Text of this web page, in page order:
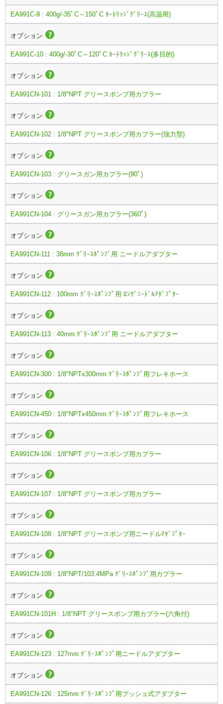
EA991C-9 : 400g/-35ﾟC～150ﾟC ｶｰﾄﾘｯｼﾞｸﾞﾘｰｽ(高温用)
オプション
EA991C-10 : 400g/-30ﾟC～120ﾟC ｶｰﾄﾘｯｼﾞｸﾞﾘｰｽ(多目的)
オプション
EA991CN-101 : 1/8"NPT グリースポンプ用カプラー
オプション
EA991CN-102 : 1/8"NPT グリースポンプ用カプラー(強力型)
オプション
EA991CN-103 : グリースガン用カプラー(90ﾟ)
オプション
EA991CN-104 : グリースガン用カプラー(360ﾟ)
オプション
EA991CN-111 : 38mm ｸﾞﾘｰｽﾎﾟﾝﾌﾟ用 ニードルアダプター
オプション
EA991CN-112 : 100mm ｸﾞﾘｰｽﾎﾟﾝﾌﾟ用 ﾛﾝｸﾞﾆｰﾄﾞﾙｱﾀﾞﾌﾟﾀｰ
オプション
EA991CN-113 : 40mm ｸﾞﾘｰｽﾎﾟﾝﾌﾟ用 ニードルアダプター
オプション
EA991CN-300 : 1/8"NPTx300mm ｸﾞﾘｰｽﾎﾟﾝﾌﾟ用フレキホース
オプション
EA991CN-450 : 1/8"NPTx450mm ｸﾞﾘｰｽﾎﾟﾝﾌﾟ用フレキホース
オプション
EA991CN-106 : 1/8"NPT グリースポンプ用カプラー
オプション
EA991CN-107 : 1/8"NPT グリースポンプ用カプラー
オプション
EA991CN-108 : 1/8"NPT グリースポンプ用ニードルｱﾀﾞﾌﾟﾀｰ
オプション
EA991CN-109 : 1/8"NPT/103.4MPa ｸﾞﾘｰｽﾎﾟﾝﾌﾟ用カプラー
オプション
EA991CN-101H : 1/8"NPT グリースポンプ用カプラー(六角付)
オプション
EA991CN-123 : 127mm ｸﾞﾘｰｽﾎﾟﾝﾌﾟ用ニードルアダプター
オプション
EA991CN-126 : 125mm ｸﾞﾘｰｽﾎﾟﾝﾌﾟ用プッシュ式アダプター